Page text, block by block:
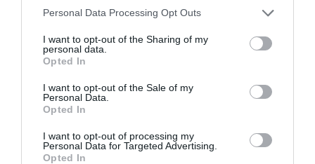
Please note that this website/app uses one or more Google
not limited to your visit or usage behaviour. You may click to
grant or deny consent to Google and its third-party tags to
use your data for below specified purposes in below Google
consent section.
Personal Data Processing Opt Outs
I want to opt-out of the Sharing of my
personal data.
Opted In
I want to opt-out of the Sale of my
Personal Data.
Opted In
I want to opt-out of processing my
Personal Data for Targeted Advertising.
Opted In
Sydney Shepherd
Ο Παναθηναϊκός Αθλητικός Όμιλος ανακοινώνει την
τμήμα ποδοσφαίρου γυναικών.